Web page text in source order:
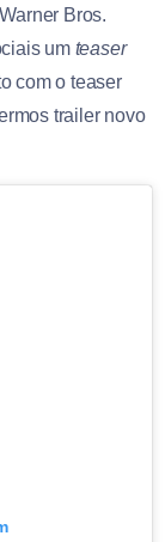
Bros.
um teaser
com o teaser
trailer novo